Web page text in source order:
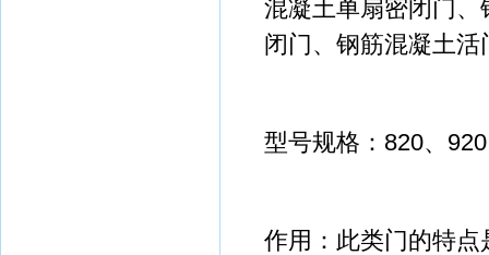
混凝土单扇密闭门
闭门、钢筋混凝土
型号规格：820、
作用：此类门的特